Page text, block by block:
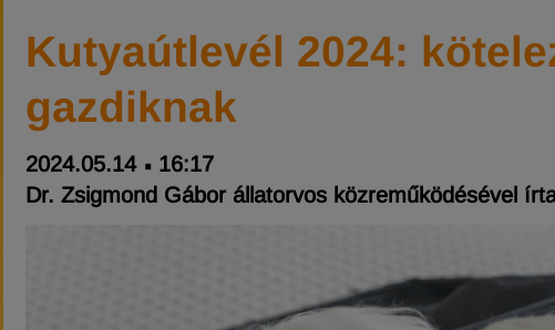
Kutyaútlevél 2024:
gazdiknak
2024.05.14
16:17
Dr. Zsigmond Gábor állatorvos közreműködésével